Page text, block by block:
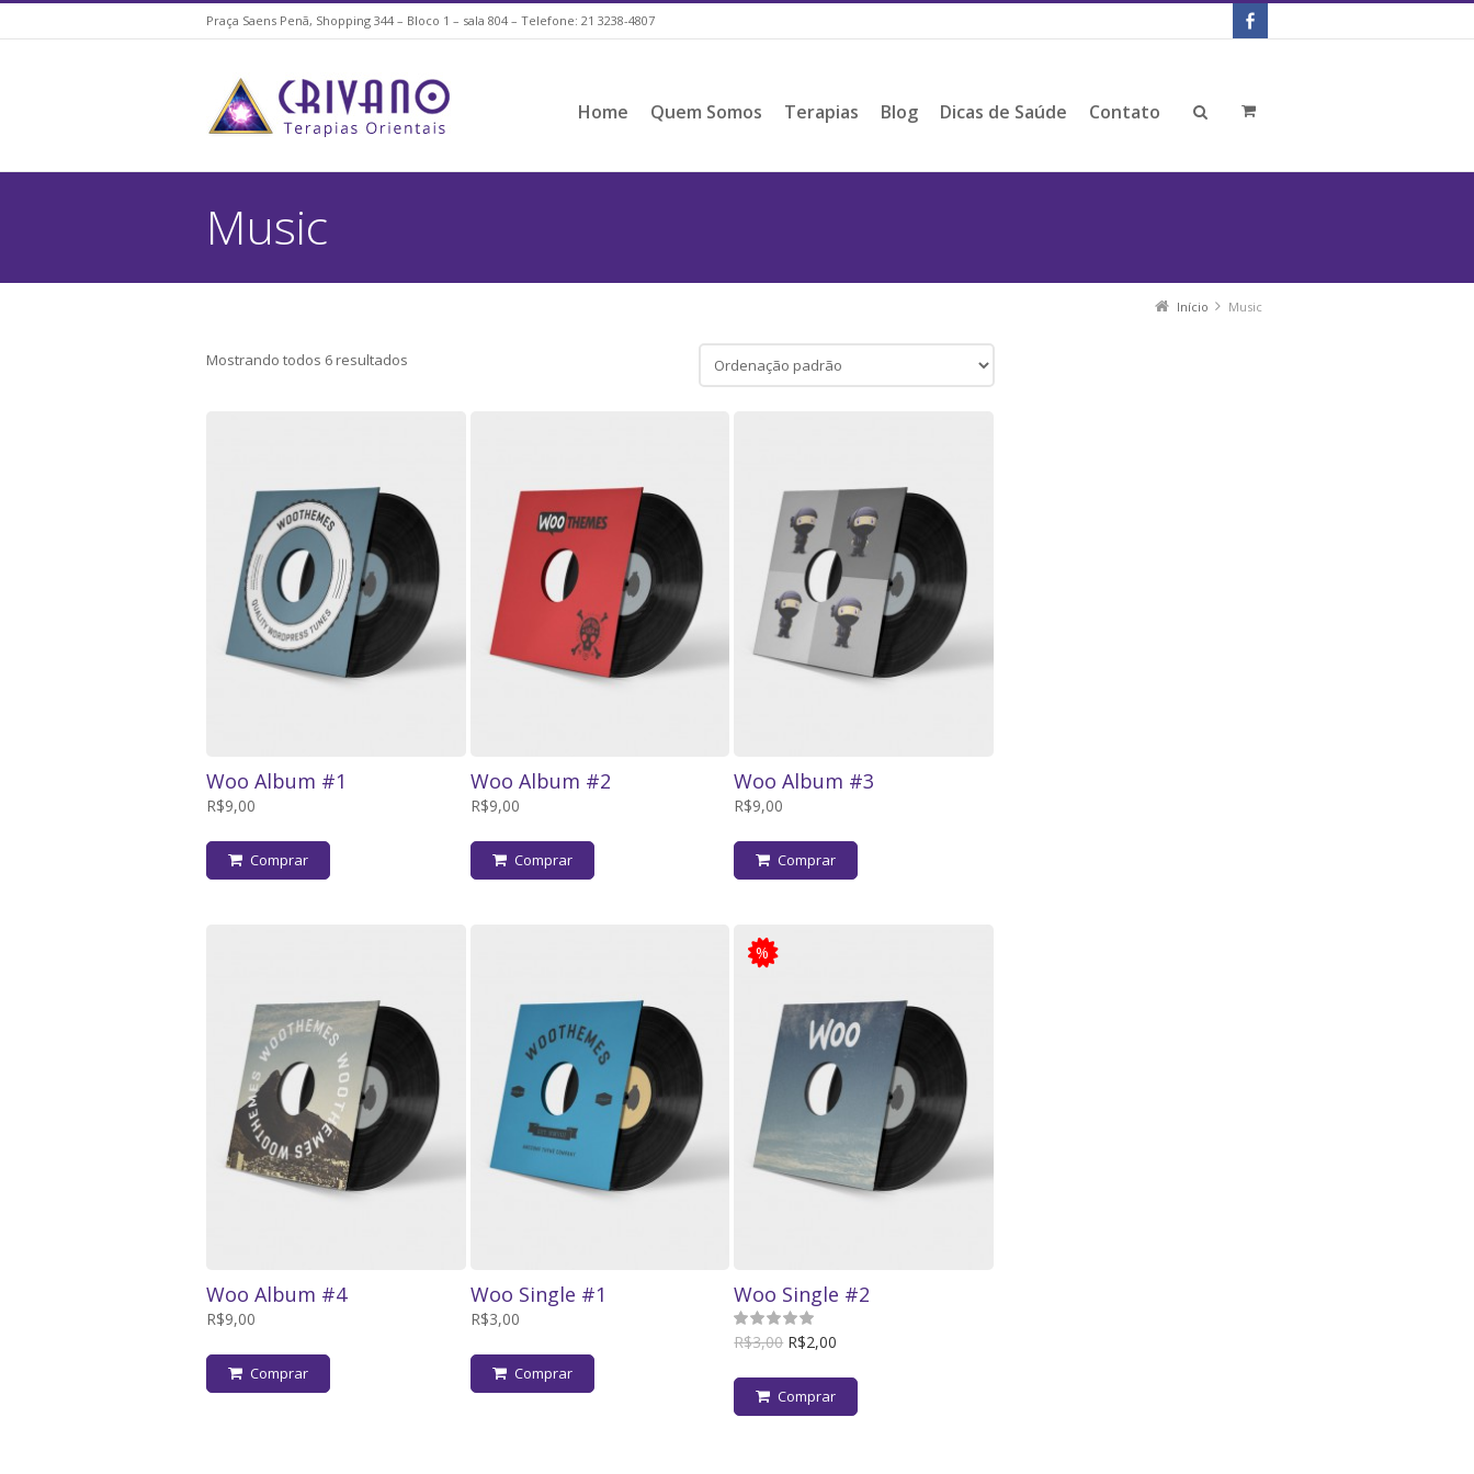
Praça Saens Penã, Shopping 344 – Bloco 1 – sala 804 – Telefone: 21 3238-4807
Home Quem Somos Terapias Blog Dicas de Saúde Contato
Music
Início Music
Mostrando todos 6 resultados
Woo Album #1
R$9,00
Comprar
Woo Album #2
R$9,00
Comprar
Woo Album #3
R$9,00
Comprar
Woo Album #4
R$9,00
Comprar
Woo Single #1
R$3,00
Comprar
Woo Single #2
R$3,00 R$2,00
Comprar